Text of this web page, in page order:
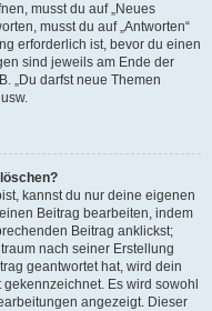
musst du auf „Neues
musst du auf „Antworten“
erforderlich ist, bevor du einen
sind jeweils am Ende der
„Du darfst neue Themen
kannst du nur deine eigenen
Beitrag bearbeiten, indem
Beitrag anklickst;
nach seiner Erstellung
geantwortet hat, wird dein
Es wird sowohl
angezeigt. Dieser